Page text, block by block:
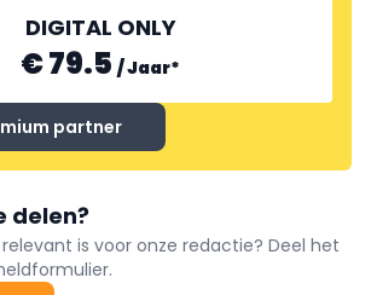
DIGITAL ONLY
€ 79.5 /Jaar*
partner
delen?
is voor onze redactie? Deel het